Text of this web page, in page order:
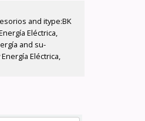
and itype:BK
Eléctrica,
and su-
Eléctrica,